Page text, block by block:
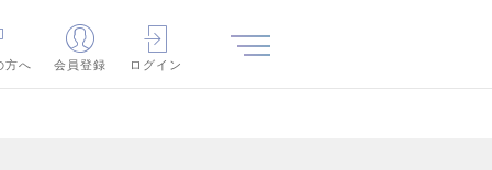
方へ
会員登録 ログイン